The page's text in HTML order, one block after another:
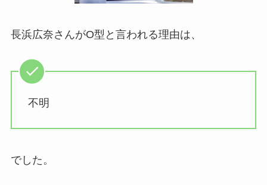
長浜広奈さんがO型と言われる理由は、
不明
でした。